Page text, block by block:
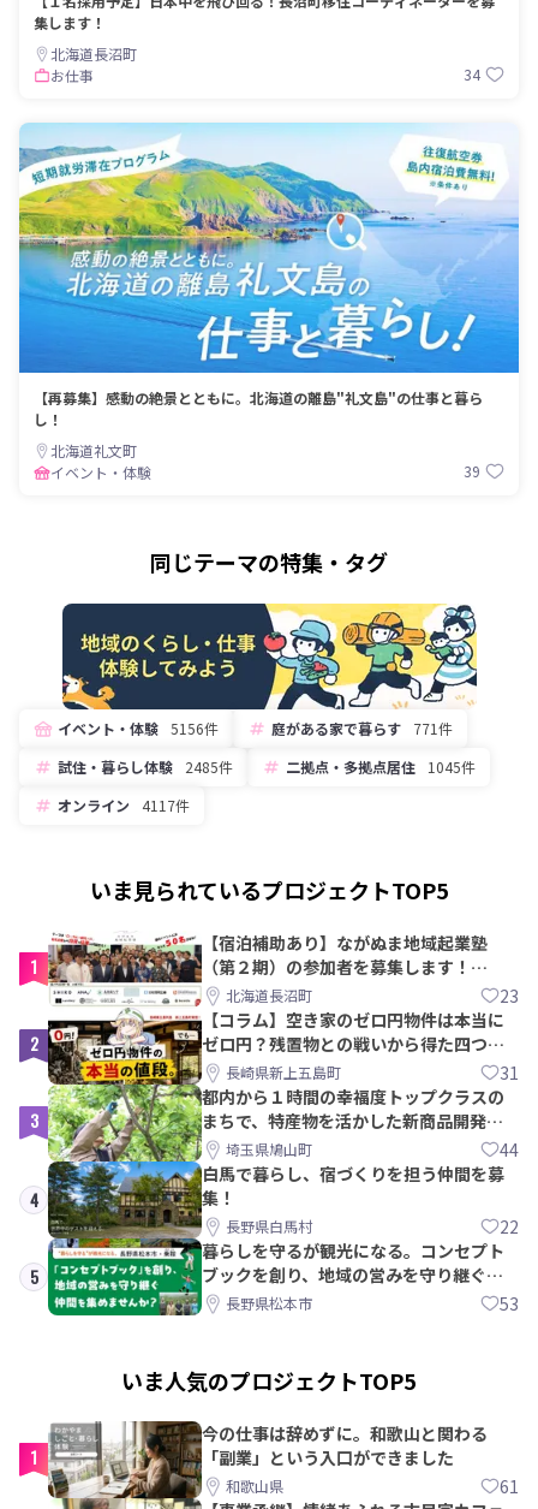
集します！
北海道長沼町
お仕事
34
【再募集】感動の絶景とともに。北海道の離島"礼文島"の仕事と暮ら
し！
北海道礼文町
イベント・体験
39
同じテーマの特集・タグ
イベント・体験 5156件 庭がある家で暮らす
771件
試住・暮らし体験
2485件 二拠点・多拠点居住
1045件
オンライン
4117件
いま見られているプロジェクトTOP5
1
【宿泊補助あり】ながぬま地域起業塾
（第２期）の参加者を募集します！
【8/21〆】
北海道長沼町 23
2
【コラム】空き家のゼロ円物件は本当に
ゼロ円？残置物との戦いから得た四つの
教訓｜新上五島町
長崎県新上五島町 31
3
都内から１時間の幸福度トップクラスの
まちで、特産物を活かした新商品開発＆
PRメンバー募集！
埼玉県鳩山町 44
4
白馬で暮らし、宿づくりを担う仲間を募
集！
長野県白馬村 22
5
暮らしを守るが観光になる。コンセプト
ブックを創り、地域の営みを守り継ぐ仲
間を集めませんか？
長野県松本市 53
いま人気のプロジェクトTOP5
1
今の仕事は辞めずに。和歌山と関わる
「副業」という入口ができました
和歌山県
61